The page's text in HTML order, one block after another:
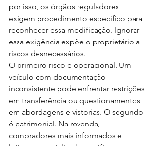
por isso, os órgãos reguladores
exigem procedimento específico para
reconhecer essa modificação. Ignorar
essa exigência expõe o proprietário a
riscos desnecessários.
O primeiro risco é operacional. Um
veículo com documentação
inconsistente pode enfrentar restrições
em transferência ou questionamentos
em abordagens e vistorias. O segundo
é patrimonial. Na revenda,
compradores mais informados e